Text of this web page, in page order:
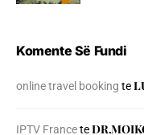
Komente Së Fundi
online travel booking te
IPTV Francete